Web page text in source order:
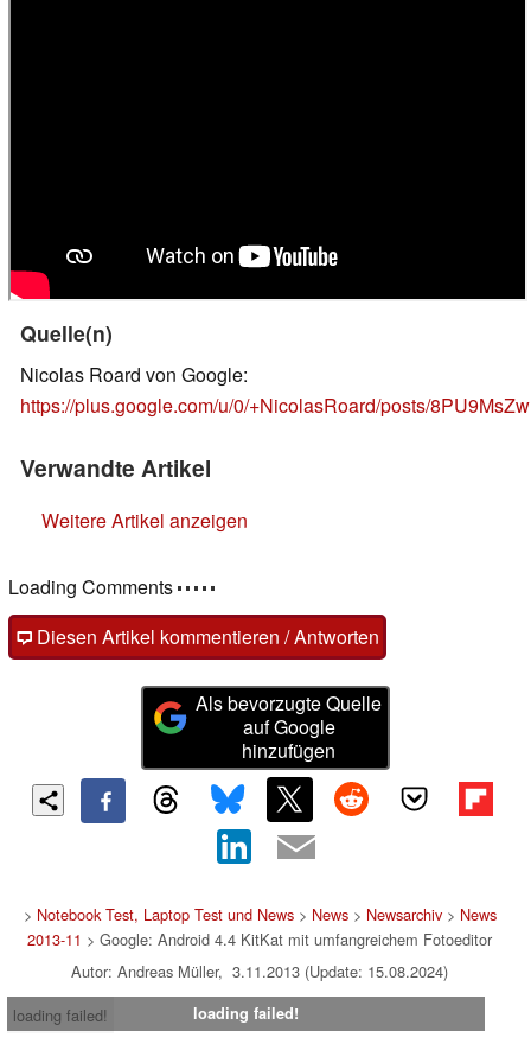
Quelle(n)
Nicolas Roard von Google:
https://plus.google.com/u/0/+NicolasRoard/posts/
Verwandte Artikel
Weitere Artikel anzeigen
Loading Comments
Diesen Artikel kommentieren / Antworten
Als bevorzugte Quelle
auf Google
hinzufügen
> Notebook Test, Laptop Test und News> News> Newsarchiv> News
2013-11 > Google: Android 4.4 KitKat mit umfangreichem Fotoeditor
Autor: Andreas Müller, 3.11.2013 (Update: 15.08.2024)
loading failed!
loading failed!